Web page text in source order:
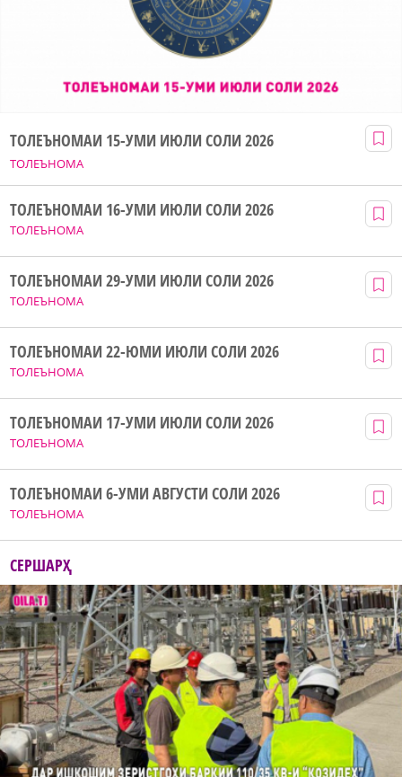
ТОЛЕЪНОМА
ТОЛЕЪНОМАИ 15-УМИ ИЮЛИ СОЛИ 2026
ТОЛЕЪНОМА
ТОЛЕЪНОМАИ 16-УМИ ИЮЛИ СОЛИ 2026
ТОЛЕЪНОМА
ТОЛЕЪНОМАИ 29-УМИ ИЮЛИ СОЛИ 2026
ТОЛЕЪНОМА
ТОЛЕЪНОМАИ 22-ЮМИ ИЮЛИ СОЛИ 2026
ТОЛЕЪНОМА
ТОЛЕЪНОМАИ 17-УМИ ИЮЛИ СОЛИ 2026
ТОЛЕЪНОМА
ТОЛЕЪНОМАИ 6-УМИ АВГУСТИ СОЛИ 2026
СЕРШАРҲ